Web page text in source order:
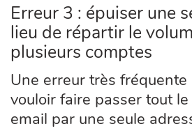
Erreur 3 : épuiser une
lieu de répartir le
plusieurs comptes
Une erreur très fréquente
vouloir faire passer tout
email par une seule